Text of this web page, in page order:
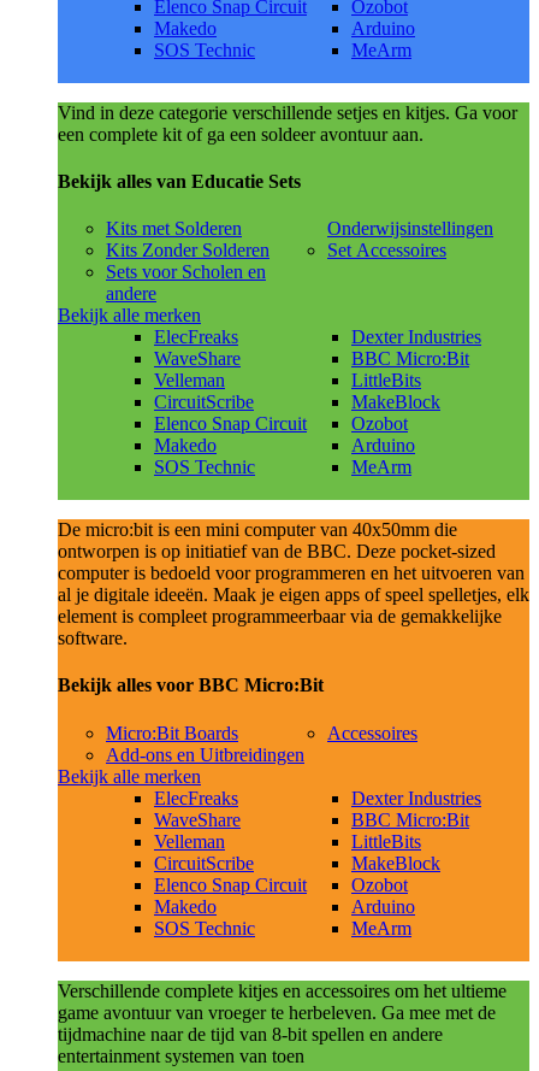
Elenco Snap Circuit
Makedo
SOS Technic
Ozobot
Arduino
MeArm
Vind in deze categorie verschillende setjes en kitjes. Ga voor
een complete kit of ga een soldeer avontuur aan.
Bekijk alles van Educatie Sets
Kits met Solderen
Kits Zonder Solderen
Sets voor Scholen en
andere
Onderwijsinstellingen
Set Accessoires
Bekijk alle merken
ElecFreaks
WaveShare
Velleman
CircuitScribe
Elenco Snap Circuit
Makedo
SOS Technic
Dexter Industries
BBC Micro:Bit
LittleBits
MakeBlock
Ozobot
Arduino
MeArm
De micro:bit is een mini computer van 40x50mm die
ontworpen is op initiatief van de BBC. Deze pocket-sized
computer is bedoeld voor programmeren en het uitvoeren van
al je digitale ideeën. Maak je eigen apps of speel spelletjes, elk
element is compleet programmeerbaar via de gemakkelijke
software.
Bekijk alles voor BBC Micro:Bit
Micro:Bit Boards
Add-ons en Uitbreidingen
Accessoires
Bekijk alle merken
ElecFreaks
WaveShare
Velleman
CircuitScribe
Elenco Snap Circuit
Makedo
SOS Technic
Dexter Industries
BBC Micro:Bit
LittleBits
MakeBlock
Ozobot
Arduino
MeArm
Verschillende complete kitjes en accessoires om het ultieme
game avontuur van vroeger te herbeleven. Ga mee met de
tijdmachine naar de tijd van 8-bit spellen en andere
entertainment systemen van toen